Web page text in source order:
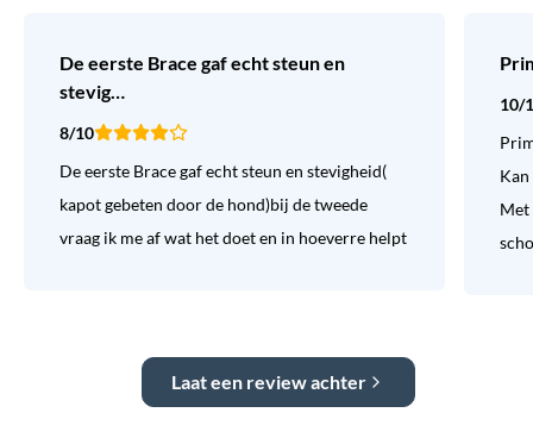
De eerste Brace gaf echt steun en
stevig…
8/10
De eerste Brace gaf echt steun en stevigheid(
kapot gebeten door de hond)bij de tweede
vraag ik me af wat het doet en in hoeverre helpt
10/
Met
Laat een review achter